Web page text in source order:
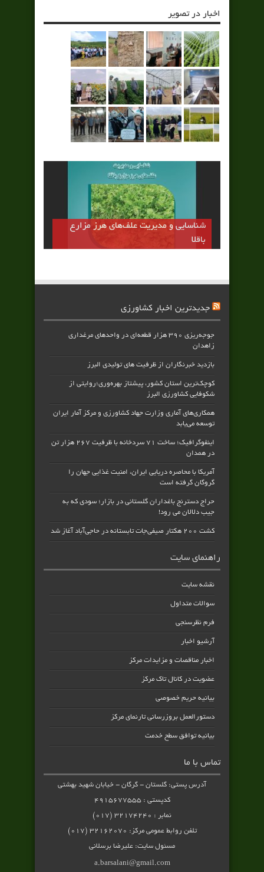
اخبار در تصویر
شناسایی و مدیریت علف‌های هرز مزارع
باقلا
جدیدترین اخبار کشاورزی
جوجه‌ریزی ۳۹۰ هزار قطعه‌ای در واحدهای مرغداری
زاهدان
بازدید خبرنگاران از ظرفیت های تولیدی البرز
کوچک‌ترین استان کشور، پیشتاز بهره‌وری؛روایتی از
شکوفایی کشاورزی البرز
همکاری‌های آماری وزارت جهاد کشاورزی و مرکز آمار ایران
توسعه می‌یابد
اینفوگرافیک؛ ساخت ۷۱ سردخانه با ظرفیت ۲۶۷ هزار تن
در همدان
آمریکا با محاصره دریایی ایران، امنیت غذایی جهان را
گروگان گرفته است
حراج دسترنج باغداران گلستانی در بازار؛ سودی که به
جیب دلالان می رود!
کشت ۲۰۰ هکتار صیفی‌جات تابستانه در حاجی‌آباد آغاز شد
راهنمای سایت
نقشه سایت
سوالات متداول
فرم نظرسنجی
آرشیو اخبار
اخبار مناقصات و مزایدات مرکز
عضویت در کانال تاک مرکز
بیانیه حریم خصوصی
دستورالعمل بروزرسانی تارنمای مرکز
بیانیه توافق سطح خدمت
تماس با ما
آدرس پستی: گلستان - گرگان - خیابان شهید بهشتی
کدپستی : ۴۹۱۵۶۷۷۵۵۵
نمابر : ۳۲۱۷۴۲۴۰ (۰۱۷)
تلفن روابط عمومی مرکز: ۳۲۱۶۲۰۷۰ (۰۱۷)
مسئول سایت: علیرضا برسلانی
a.barsalani@gmail.com